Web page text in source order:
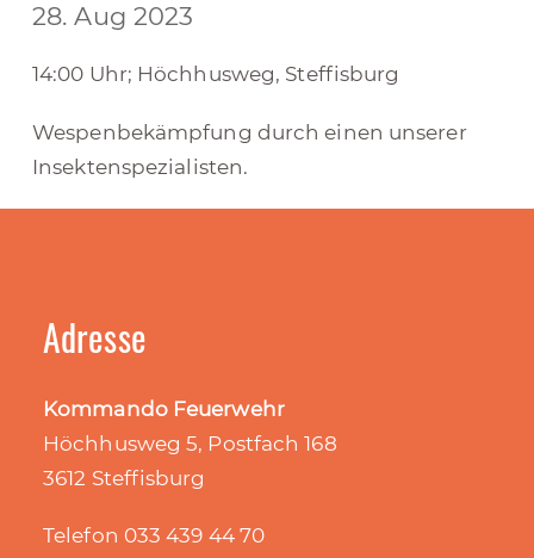
28. Aug 2023
14:00 Uhr; Höchhusweg, Steffisburg
Wespenbekämpfung durch einen unserer
Insektenspezialisten.
Adresse
Kommando Feuerwehr
Höchhusweg 5, Postfach 168
3612 Steffisburg
Telefon 033 439 44 70